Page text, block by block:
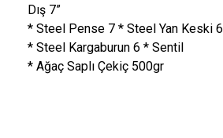
Dış 7”
* Steel Pense 7 * Steel Yan Keski 6
* Steel Kargaburun 6 * Sentil
* Ağaç Saplı Çekiç 500gr